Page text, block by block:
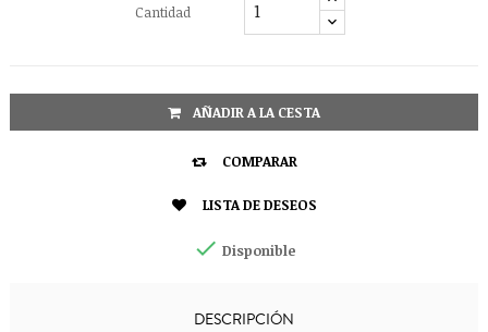
Cantidad
AÑADIR A LA CESTA
 COMPARAR
 LISTA DE DESEOS
 Disponible
DESCRIPCIÓN